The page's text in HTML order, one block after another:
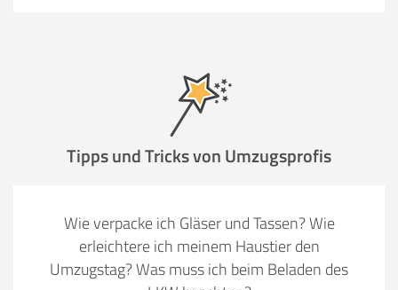
Tipps und Tricks von Umzugsprofis
Wie verpacke ich Gläser und Tassen? Wie
erleichtere ich meinem Haustier den
Umzugstag? Was muss ich beim Beladen des